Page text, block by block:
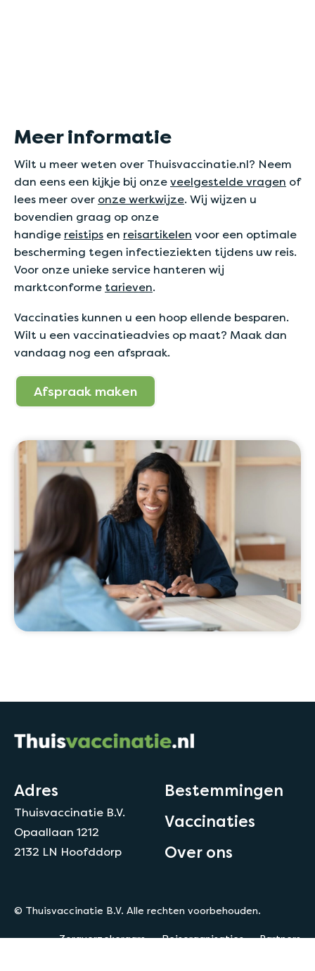
Meer informatie
Wilt u meer weten over Thuisvaccinatie.nl? Neem
dan eens een kijkje bij onzeveelgestelde vragen of
lees meer over onze werkwijze. Wij wijzen u
bovendien graag op onze
handige reistips en reisartikelen voor een optimale
bescherming tegen infectieziekten tijdens uw reis.
Voor onze unieke service hanteren wij
marktconforme tarieven.
Vaccinaties kunnen u een hoop ellende besparen.
Wilt u een vaccinatieadvies op maat? Maak dan
vandaag nog een afspraak.
Afspraak maken
Adres
Thuisvaccinatie B.V.
Opaallaan 1212
2132 LN Hoofddorp
Bestemmingen
Vaccinaties
Over ons
© Thuisvaccinatie B.V. Alle rechten voorbehouden.
Zorgverzekeraars Reisorganisaties
Partners